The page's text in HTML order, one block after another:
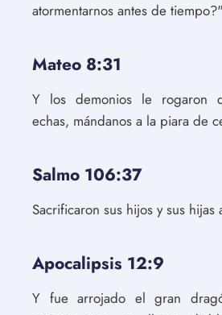
atormentarnos antes de tiempo?"
Mateo 8:31
Y los demonios le rogaron
echas, mándanos a la piara de
Salmo 106:37
Sacrificaron sus hijos y sus hijas
Apocalipsis 12:9
Y fue arrojado el gran